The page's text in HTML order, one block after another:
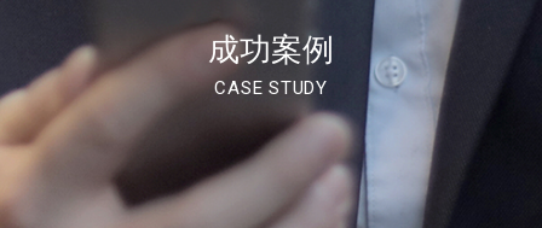
成功案例
CASE STUDY